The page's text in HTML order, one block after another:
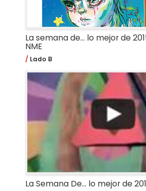
La semana de… lo mejor de
NME
Lado B
La Semana De... lo mejor de